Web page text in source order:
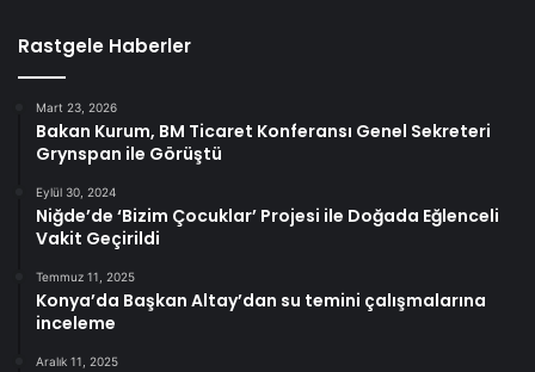
Rastgele Haberler
Mart 23, 2026
Bakan Kurum, BM Ticaret Konferansı Genel Sekreteri
Grynspan ile Görüştü
Eylül 30, 2024
Niğde’de ‘Bizim Çocuklar’ Projesi ile Doğada Eğlenceli
Vakit Geçirildi
Temmuz 11, 2025
Konya’da Başkan Altay’dan su temini çalışmalarına
inceleme
Aralık 11, 2025